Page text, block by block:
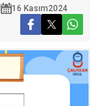
16 Kasım2024